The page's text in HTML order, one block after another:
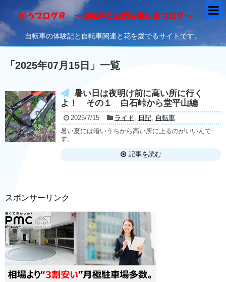
自転車の体験記と自転車関連と花を愛でるサイトです。
「2025年07月15日 」 一覧
暑い日は夜明け前に高い所に行く
よ！ その１ 白石峠から堂平山編
2025/7/15 ライド 日記, 自転車
暑い夏には暗いうちから高い所に上るのがいいんで
す。
記事を読む
スポンサーリンク